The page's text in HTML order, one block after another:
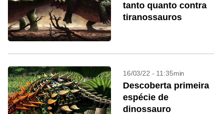
tanto quanto contra
tiranossauros
16/03/22 - 11:35min
Descoberta primeira
espécie de
dinossauro